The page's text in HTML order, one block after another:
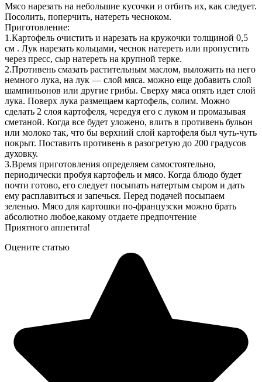
Мясо нарезать на небольшие кусочки и отбить их, как следует.
Посолить, поперчить, натереть чесноком.
Приготовление:
1.Картофель очистить и нарезать на кружочки толщиной 0,5
см . Лук нарезать кольцами, чеснок натереть или пропустить
через пресс, сыр натереть на крупной терке.
2.Противень смазать растительным маслом, выложить на него
немного лука, на лук — слой мяса. можно еще добавить слой
шампиньонов или другие грибы. Сверху мяса опять идет слой
лука. Поверх лука размещаем картофель, солим. Можно
сделать 2 слоя картофеля, чередуя его с луком и промазывая
сметаной. Когда все будет уложено, влить в противень бульон
или молоко так, что бы верхний слой картофеля был чуть-чуть
покрыт. Поставить противень в разогретую до 200 градусов
духовку.
3.Время приготовления определяем самостоятельно,
периодически пробуя картофель и мясо. Когда блюдо будет
почти готово, его следует посыпать натертым сыром и дать
ему расплавиться и запечься. Перед подачей посыпаем
зеленью. Мясо для картошки по-французски можно брать
абсолютно любое,какому отдаете предпочтение
Приятного аппетита!
Оцените статью